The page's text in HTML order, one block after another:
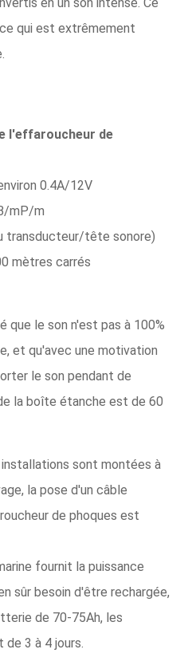
qui est extrêmement
l'effaroucheur de
0.4A/12V
mP/m
transducteur/tête sonore)
mètres carrés
que le son n'est pas à 100%
et qu'avec une motivation
le son pendant de
la boîte étanche est de 60
sont montées à
la pose d'un câble
de phoques est
fournit la puissance
sûr besoin d'être rechargée,
de 70-75Ah, les
3 à 4 jours.